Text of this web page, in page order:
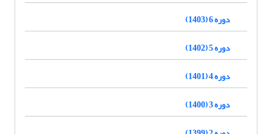
دوره 6 (1403)
دوره 5 (1402)
دوره 4 (1401)
دوره 3 (1400)